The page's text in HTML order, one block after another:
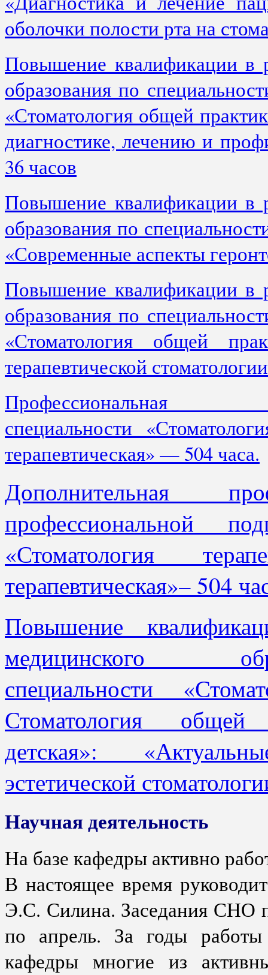
оболочки полости рта на
Повышение квалификации в
образования по
«Стоматология общей
диагностике, лечению и
36 часов
Повышение квалификации в
образования по
«Современные аспекты
Повышение квалификации в
образования по
«Стоматология общей
терапевтической
специальности
терапевтическая» — 504 часа.
Дополнительная
профессиональной
«Стоматология
терапевтическая»– 504
Повышение
специальности
Стоматология общей
детская»:
эстетической
Научная деятельность
На базе кафедры активно
В настоящее время
Э.С. Силина. Заседания СНО
по апрель. За годы работы
кафедры многие из